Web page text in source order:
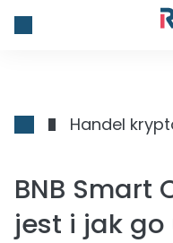
Handel
BNB Smart
jest i jak go